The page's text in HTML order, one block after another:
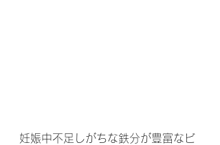
妊娠中不足しがちな鉄分が豊富なビ